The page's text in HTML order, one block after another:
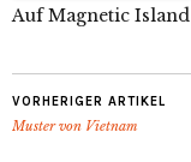
Auf Magnetic Island
VORHERIGER ARTIKEL
Muster von Vietnam